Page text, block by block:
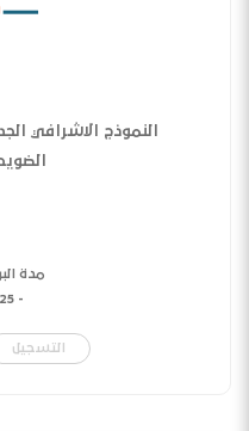
النموذج الاشرافي
مدة
-
التسجيل